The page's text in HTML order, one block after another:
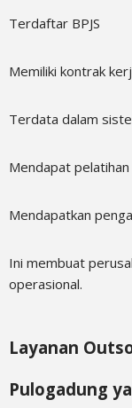
Terdaftar BPJS
Memiliki kontrak
Terdata dalam
Mendapat
Mendapatkan
Ini membuat
operasional.
Layanan
Pulogadung